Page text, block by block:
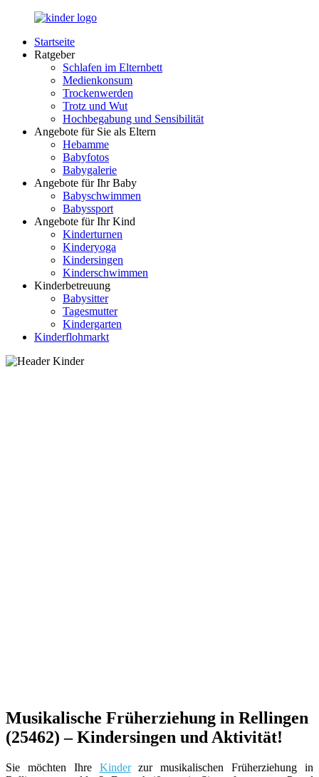
Zurück
Inhalt
LuckyKids.de
Das
Nachwuchs
Startseite
Ratgeber
Schlafen im Elternbett
Medienkonsum
Trockenwerden
Trotz und Wut
Hochbegabung und Sensibilität
Angebote für Sie als Eltern
Hebamme
Babyfotos
Babygalerie
Angebote für Ihr Baby
Babyschwimmen
Babyssport
Angebote für Ihr Kind
Kinderturnen
Kinderyoga
Kindersingen
Kinderschwimmen
Kinderbetreuung
Babysitter
Tagesmutter
Kindergarten
Kinderflohmarkt
Musikalische Früherziehung in Rellingen
(25462) – Kindersingen und Aktivität!
Sie möchten Ihre Kinderzur musikalischen Früherziehung in